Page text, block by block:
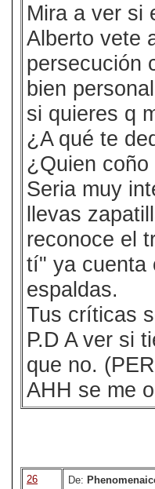
Mira a ver si
Alberto vete
persecución
bien
si quieres q
¿A qué te
¿Quien coño
Seria muy
llevas
reconoce el
tí" ya cuenta
espaldas.
Tus críticas
P.D A ver si
que no.
AHH se me
26 De: